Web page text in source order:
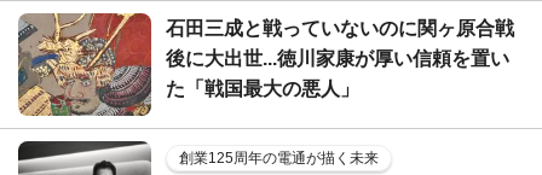
石田三成と戦っていないのに関ヶ原合戦
後に大出世...徳川家康が厚い信頼を置い
た「戦国最大の悪人」
創業125周年の電通が描く未来